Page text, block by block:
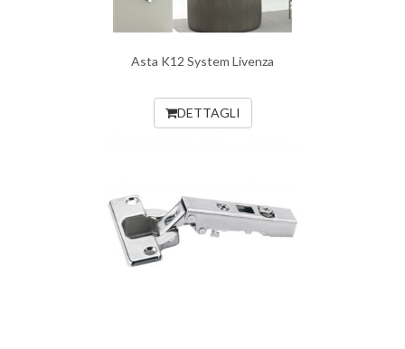
Asta K12 System Livenza
DETTAGLI